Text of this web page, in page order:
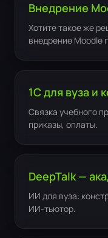
Внедрение
Хотите такое же
внедрение Moodle
1С для вуза и
Связка учебного
приказы, оплаты.
DeepTalk —
ИИ для вуза:
ИИ-тьютор.